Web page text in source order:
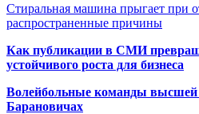
Стиральная машина прыгает при
распространенные причины
Как публикации в СМИ
устойчивого роста для бизнеса
Волейбольные команды высшей
Барановичах